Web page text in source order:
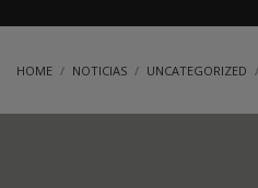
HOME NOTICIAS UNCATEGORIZED